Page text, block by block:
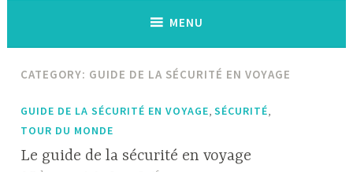
MENU
CATEGORY: GUIDE DE LA SÉCURITÉ EN VOYAGE
GUIDE DE LA SÉCURITÉ EN VOYAGE,SÉCURITÉ,
TOUR DU MONDE
Le guide de la sécurité en voyage